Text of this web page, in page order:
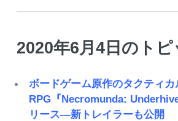
2020年6月4日のトピ
ボードゲーム原作のタクティカ
RPG『Necromunda:
リース―新トレイラーも公開